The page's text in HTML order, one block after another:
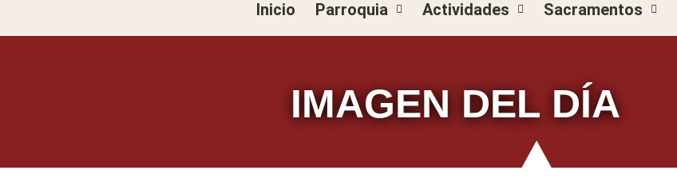
Inicio Parroquia Actividades Sacramentos
IMAGEN DEL DÍA